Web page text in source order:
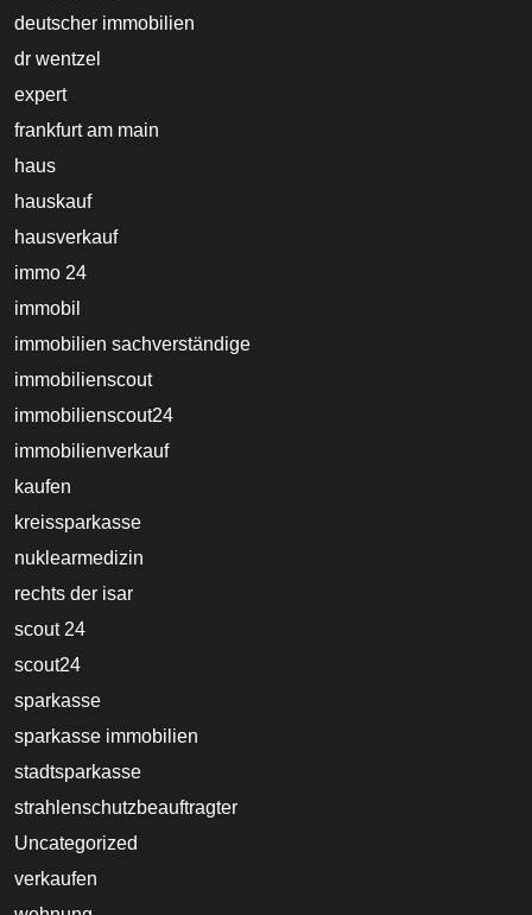
deutscher immobilien
dr wentzel
expert
frankfurt am main
haus
hauskauf
hausverkauf
immo 24
immobil
immobilien sachverständige
immobilienscout
immobilienscout24
immobilienverkauf
kaufen
kreissparkasse
nuklearmedizin
rechts der isar
scout 24
scout24
sparkasse
sparkasse immobilien
stadtsparkasse
strahlenschutzbeauftragter
Uncategorized
verkaufen